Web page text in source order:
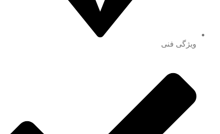
ویژگی فنی